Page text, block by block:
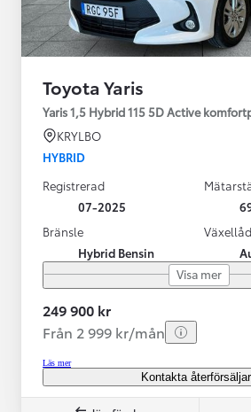
Toyota Yaris
Yaris 1,5 Hybrid 115 5D Active
KRYLBO
HYBRID
Registrerad
07-2025
Bränsle
Hybrid Bensin
Visa mer
249 900 kr
Från 2 999 kr/mån
Läs mer
Kontakta